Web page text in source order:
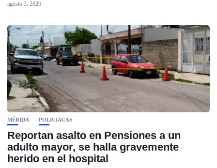
agosto 3, 2026
MÉRIDA POLICIACAS
Reportan asalto en Pensiones a un
adulto mayor, se halla gravemente
herido en el hospital